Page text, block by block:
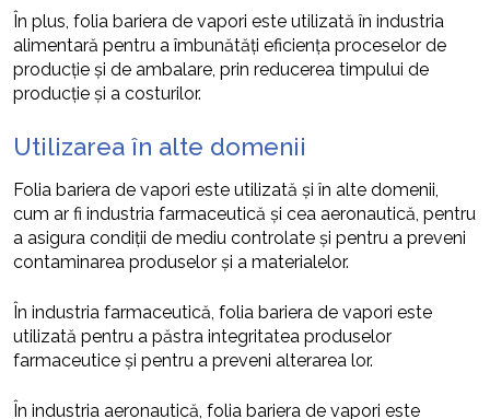
În plus, folia bariera de vapori este utilizată în industria
alimentară pentru a îmbunătăți eficiența proceselor de
producție și de ambalare, prin reducerea timpului de
producție și a costurilor.
Utilizarea în alte domenii
Folia bariera de vapori este utilizată și în alte domenii,
cum ar fi industria farmaceutică și cea aeronautică, pentru
a asigura condiții de mediu controlate și pentru a preveni
contaminarea produselor și a materialelor.
În industria farmaceutică, folia bariera de vapori este
utilizată pentru a păstra integritatea produselor
farmaceutice și pentru a preveni alterarea lor.
În industria aeronautică, folia bariera de vapori este